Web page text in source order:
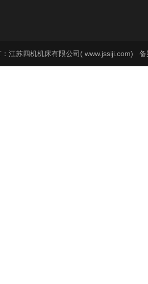
江苏四机机床有限公司( www.jssiji.com) 备